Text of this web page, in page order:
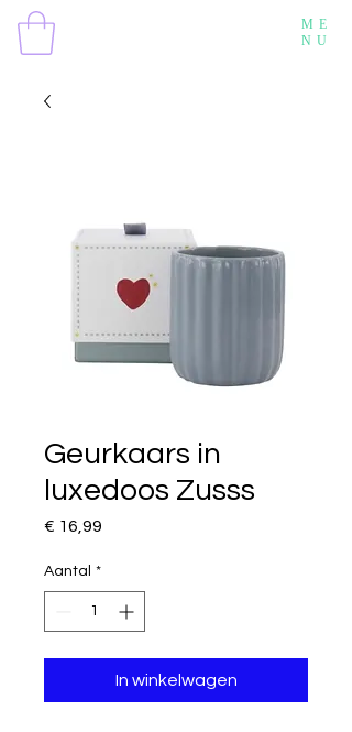
ME
NU
Geurkaars in
luxedoos Zusss
€ 16,99
Aantal *
In winkelwagen